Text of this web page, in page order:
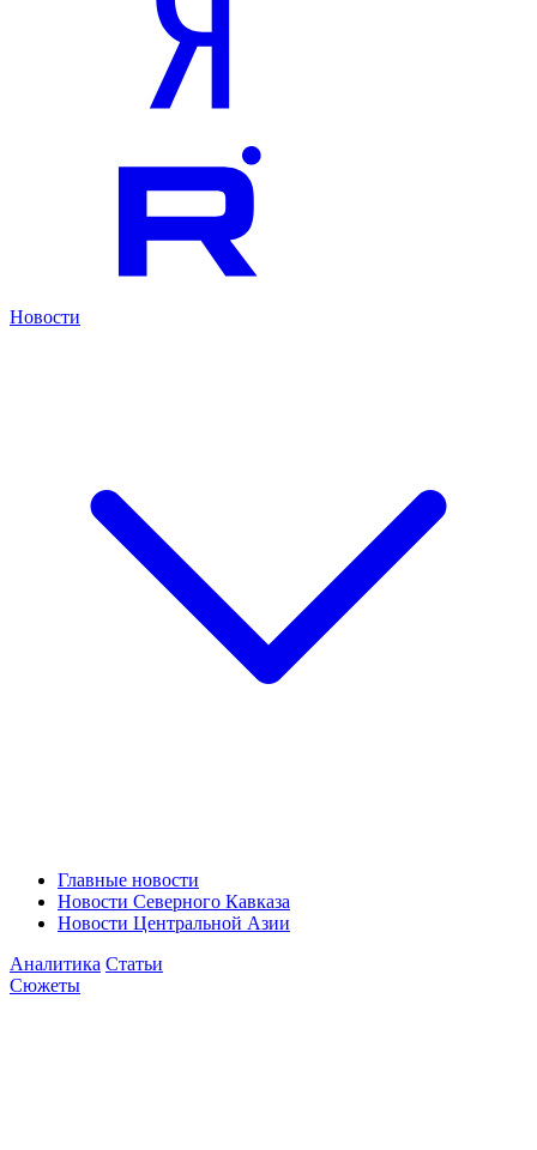
Новости
Главные новости
Новости Северного Кавказа
Новости Центральной Азии
Аналитика Статьи
Сюжеты